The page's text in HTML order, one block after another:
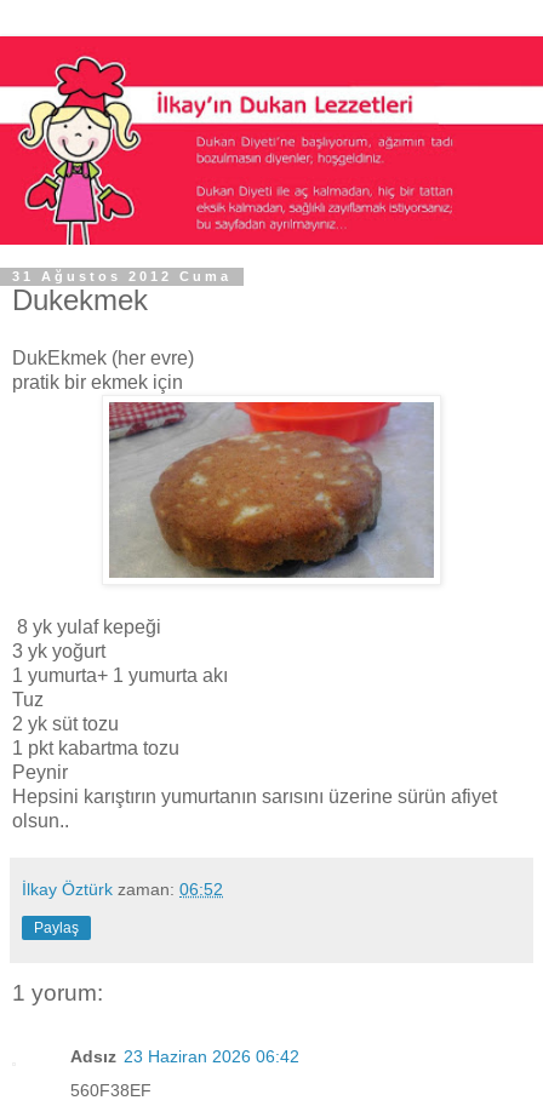
31 Ağustos 2012 Cuma
Dukekmek
DukEkmek (her evre)
pratik bir ekmek için
8 yk yulaf kepeği
3 yk yoğurt
1 yumurta+ 1 yumurta akı
Tuz
2 yk süt tozu
1 pkt kabartma tozu
Peynir
Hepsini karıştırın yumurtanın sarısını üzerine sürün afiyet
olsun..
İlkay Öztürk zaman: 06:52
Paylaş
1 yorum:
Adsız 23 Haziran 2026 06:42
560F38EF